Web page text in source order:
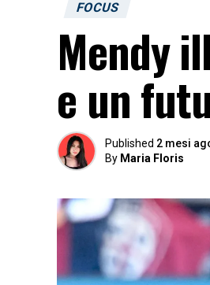
FOCUS
Mendy
e un
Published 2 mesi
By Maria Floris